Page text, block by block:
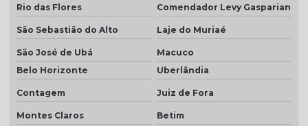
Telha plan resinada preço
Telha plan valor do metro
Telha porcelanato
Telha porcelanato preço
Rio das Flores Comendador Levy Gasparian
São Sebastião do Alto Laje do Muriaé
São José de Ubá
Macuco
Belo Horizonte
Uberlândia
Contagem Juiz de Fora
Montes Claros Betim